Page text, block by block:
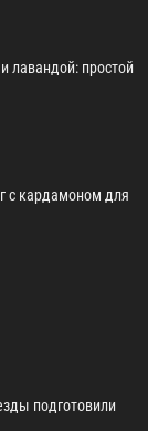
лавандой: простой
с кардамоном для
подготовили